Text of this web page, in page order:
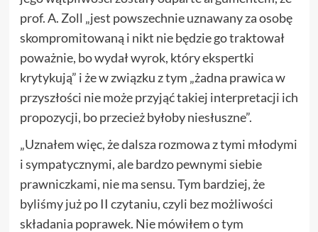
prof. A. Zoll „jest powszechnie uznawany za osobę
skompromitowaną i nikt nie będzie go traktował
poważnie, bo wydał wyrok, który ekspertki
krytykują” i że w związku z tym „żadna prawica w
przyszłości nie może przyjąć takiej interpretacji ich
propozycji, bo przecież byłoby niesłuszne”.
„Uznałem więc, że dalsza rozmowa z tymi młodymi
i sympatycznymi, ale bardzo pewnymi siebie
prawniczkami, nie ma sensu. Tym bardziej, że
byliśmy już po II czytaniu, czyli bez możliwości
składania poprawek. Nie mówiłem o tym